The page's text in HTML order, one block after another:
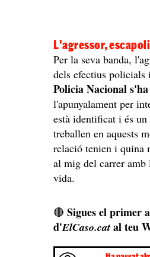
L'agressor,
Per la seva banda,
dels efectius policials
Policia Nacional
l'apunyalament per
està identificat i és
treballen en aquests
relació tenien i quina
al mig del carrer amb
vida.
🔴Sigues el primer
d'ElCaso.cat al teu